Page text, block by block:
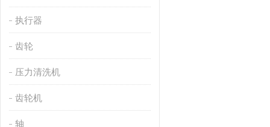
执行器
齿轮
压力清洗机
齿轮机
轴